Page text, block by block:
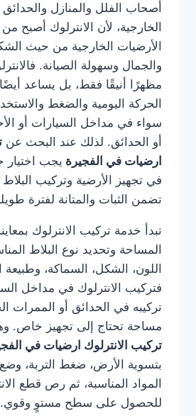
أصحاب الفلل والمنازل
الخارجية، لأن الانترلوك أصبح
الأرضيات الخارجية من حيث
والجمال وسهولة الصيانة.
مظهرًا أنيقًا فقط، بل يساعد
الحركة اليومية والضغط
سواء في مداخل السيارات أو
أو الحدائق. لذلك عند البحث عن
ارضيات في الفجيرة يجب اختيار
في تجهيز الأرضية وتركيب
تضمن الثبات والمتانة لفترة
تبدأ خدمة تركيب الانترلوك
المساحة وتحديد نوع البلاط
اللون، الشكل، السماكة، وطبيعة
فتركيب الانترلوك في مداخل
تركيبه في الحدائق أو الممرات
مساحة تحتاج إلى تجهيز خاص.
تركيب الانترلوك ارضيات في
بتسوية الأرض، ضغط التربة،
المواد المناسبة، ثم رص قطع
للحصول على سطح مستوٍ وقوي.